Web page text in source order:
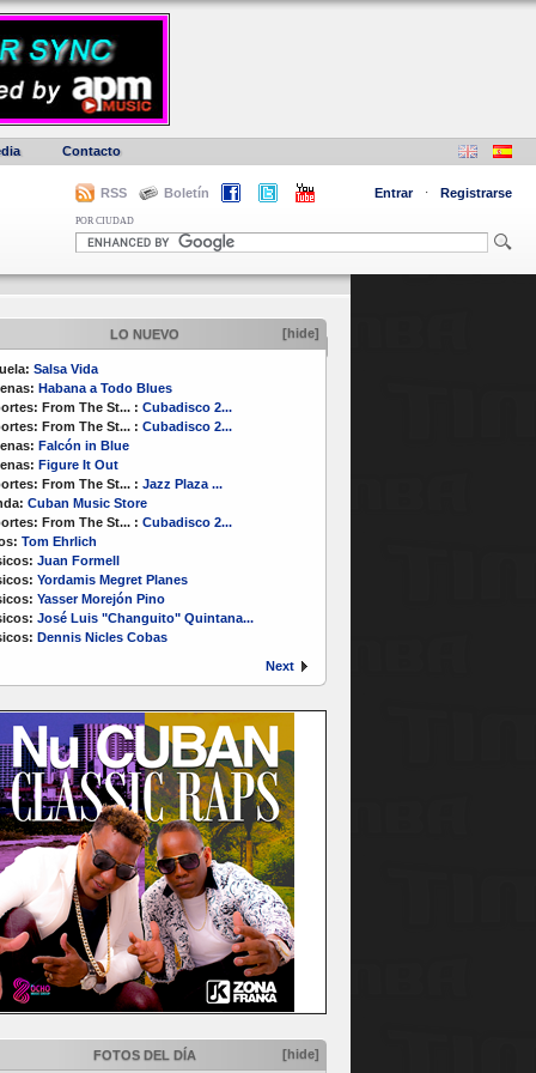
Contacto
RSS Boletín Entrar · Registrarse
POR CIUDAD
LO NUEVO [hide]
Salsa Vida
Habana a Todo Blues
From The St... : Cubadisco 2...
From The St... : Cubadisco 2...
Falcón in Blue
Figure It Out
From The St... : Jazz Plaza ...
Cuban Music Store
From The St... : Cubadisco 2...
Tom Ehrlich
Juan Formell
Yordamis Megret Planes
Yasser Morejón Pino
José Luis "Changuito" Quintana...
Dennis Nicles Cobas
Next
FOTOS DEL DÍA [hide]